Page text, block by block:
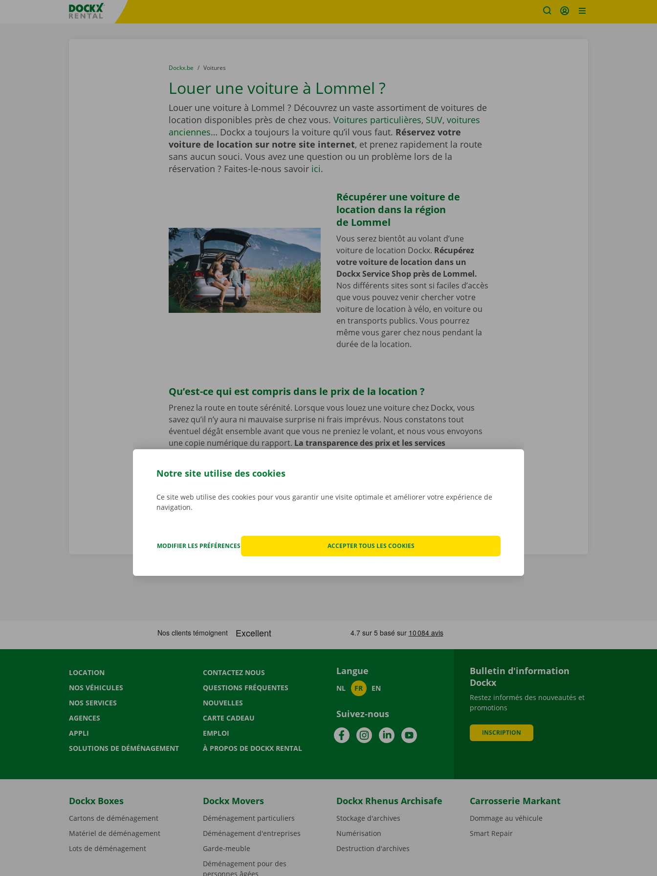
sitename
You are here:
du
Dockx.be to
Voitures
Louer une voiture à Lommel ?
Louer une voiture à Lommel ? Découvrez un vaste assortiment de voitures de
location disponibles près de chez vous. Voitures particulières, SUV, voitures
anciennes… Dockx a toujours la voiture qu’il vous faut. Réservez votre
voiture de location sur notre site internet, et prenez rapidement la route
sans aucun souci. Vous avez une question ou un problème lors de la
réservation ? Faites-le-nous savoir ici.
Récupérer une voiture de
location dans la région
de Lommel
Vous serez bientôt au volant d’une
voiture de location Dockx. Récupérez
votre voiture de location dans un
Dockx Service Shop près de Lommel.
Nos différents sites sont si faciles d’accès
que vous pouvez venir chercher votre
voiture de location à vélo, en voiture ou
en transports publics. Vous pourrez
même vous garer chez nous pendant la
durée de la location.
Qu’est-ce qui est compris dans le prix de la location ?
Prenez la route en toute sérénité. Lorsque vous louez une voiture chez Dockx, vous
savez qu’il n’y aura ni mauvaise surprise ni frais imprévus. Nous constatons tout
éventuel dégât ensemble avant que vous ne preniez le volant, et nous vous envoyons
une copie numérique du rapport. La transparence des prix et les services
dépannage disponible 24 h/24 et 7 j/7.
LOCATION
NOS VÉHICULES
NOS SERVICES
AGENCES
APPLI
SOLUTIONS DE DÉMÉNAGEMENT
CONTACTEZ NOUS
QUESTIONS FRÉQUENTES
NOUVELLES
CARTE CADEAU
EMPLOI
À PROPOS DE DOCKX RENTAL
Langue
NL FR EN
Suivez-nous
FacebookInstagramLinkedInYouTube
Bulletin d'information
Dockx
Restez informés des nouveautés et
promotions
INSCRIPTION
Dockx Boxes
Cartons de déménagement
Matériel de déménagement
Lots de déménagement
Dockx Movers
Déménagement particuliers
Déménagement d'entreprises
Garde-meuble
Déménagement pour des
personnes âgées
Dockx Rhenus Archisafe
Stockage d'archives
Numérisation
Destruction d'archives
Carrosserie Markant
Dommage au véhicule
Smart Repair
Notre site utilise des cookies
Ce site web utilise des cookies pour vous garantir une visite optimale et améliorer votre expérience de
navigation.
MODIFIER LES PRÉFÉRENCES ACCEPTER TOUS LES COOKIES